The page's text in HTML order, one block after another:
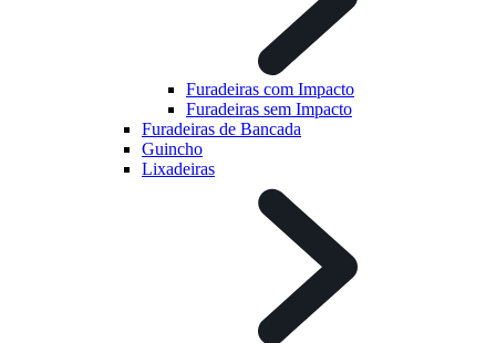
Furadeiras com Impacto
Furadeiras sem Impacto
Furadeiras de Bancada
Guincho
Lixadeiras